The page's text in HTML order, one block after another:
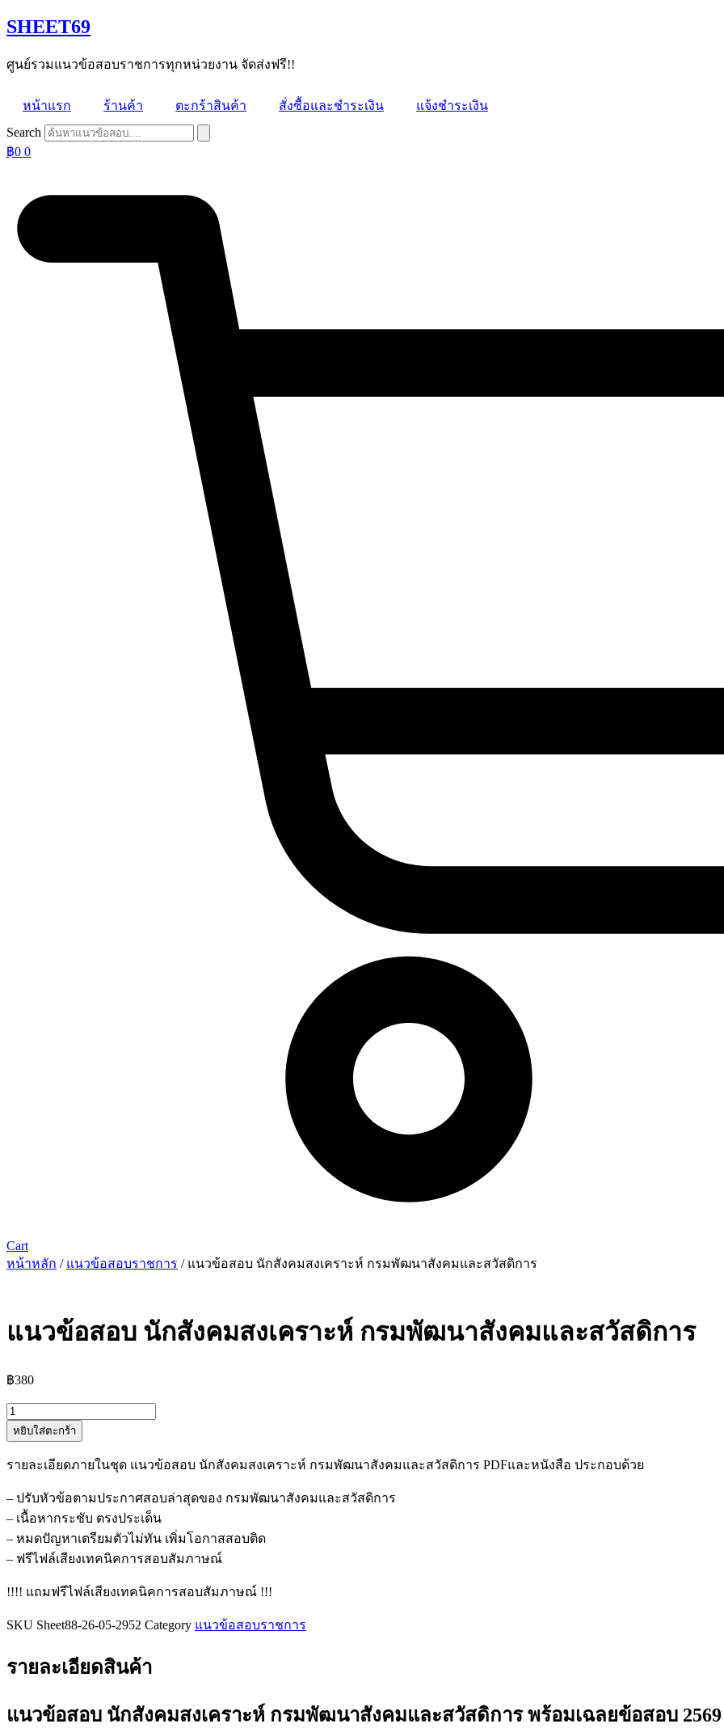
Skip
to
SHEET69
ศูนย์รวมแนวข้อสอบราชการทุกหน่วยงาน จัดส่งฟรี!!
หน้าแรก ร้านค้า ตะกร้าสินค้า สั่งซื้อและชำระเงิน
แจ้งชำระเงิน
Search
฿0 0
Cart
หน้าหลัก / แนวข้อสอบราชการ / แนวข้อสอบ นักสังคมสงเคราะห์ กรมพัฒนาสังคมและสวัสดิการ
แนวข้อสอบ นักสังคมสงเคราะห์ กรมพัฒนาสังคมและสวัสดิการ
฿380
จำนวน
แนว
นัก
สังคมสงเคราะห์
กรม
พัฒนา
สังคม
สวัสดิการ
หยิบใส่ตะกร้า
รายละเอียดภายในชุด แนวข้อสอบ นักสังคมสงเคราะห์ กรมพัฒนาสังคมและสวัสดิการ PDFและหนังสือ ประกอบด้วย
– ปรับหัวข้อตามประกาศสอบล่าสุดของ กรมพัฒนาสังคมและสวัสดิการ
– เนื้อหากระชับ ตรงประเด็น
– หมดปัญหาเตรียมตัวไม่ทัน เพิ่มโอกาสสอบติด
– ฟรีไฟล์เสียงเทคนิคการสอบสัมภาษณ์
!!!! แถมฟรีไฟล์เสียงเทคนิคการสอบสัมภาษณ์ !!!
SKU Sheet88-26-05-2952 Category แนวข้อสอบราชการ
รายละเอียดสินค้า
แนวข้อสอบ นักสังคมสงเคราะห์ กรมพัฒนาสังคมและสวัสดิการพร้อมเฉลยข้อสอบ 2569